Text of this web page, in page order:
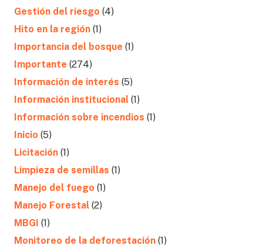
Gestión del riesgo (4)
Hito en la región (1)
Importancia del bosque (1)
Importante (274)
Información de interés (5)
Información institucional (1)
Información sobre incendios (1)
Inicio (5)
Licitación (1)
Limpieza de semillas (1)
Manejo del fuego (1)
Manejo Forestal (2)
MBGI (1)
Monitoreo de la deforestación (1)